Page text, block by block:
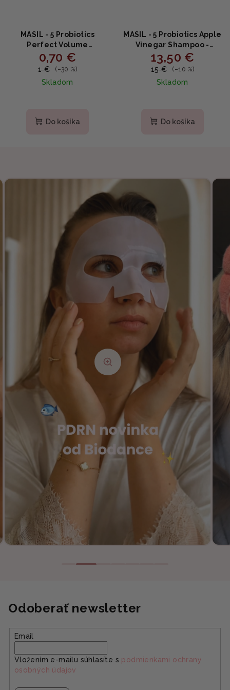
MASIL - 5 Probiotics
Perfect Volume
Shampoo Stick Pouch -
Šampón pre objem a
0,70 €
1 € (–30 %)
Skladom
Do košíka
MASIL - 5 Probiotics Apple
Vinegar Shampoo -
Jemný šampón s
probiotikami a jablčným
octom 300ml
13,50 €
15 € (–10 %)
Skladom
Do košíka
Odoberať newsletter
Email
Vložením e-mailu súhlasíte s podmienkami ochrany
osobných údajov